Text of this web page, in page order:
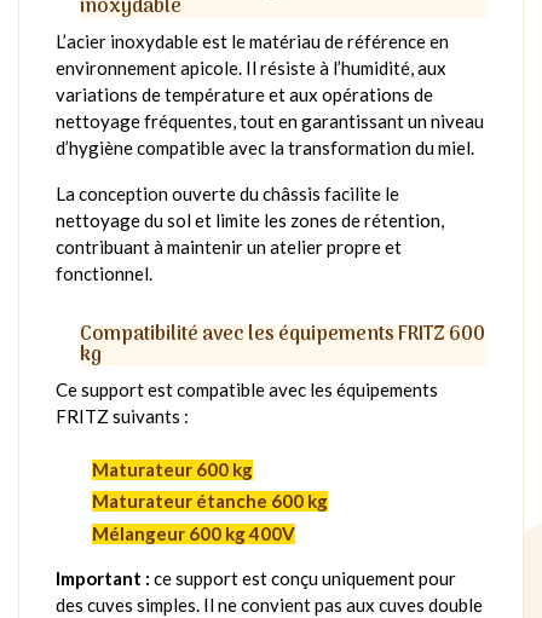
inoxydable
L’acier inoxydable est le matériau de référence en
environnement apicole. Il résiste à l’humidité, aux
variations de température et aux opérations de
nettoyage fréquentes, tout en garantissant un niveau
d’hygiène compatible avec la transformation du miel.
La conception ouverte du châssis facilite le
nettoyage du sol et limite les zones de rétention,
contribuant à maintenir un atelier propre et
fonctionnel.
Compatibilité avec les équipements FRITZ 600
kg
Ce support est compatible avec les équipements
FRITZ suivants :
Maturateur 600 kg
Maturateur étanche 600 kg
Mélangeur 600 kg 400V
Important : ce support est conçu uniquement pour
des cuves simples. Il ne convient pas aux cuves double